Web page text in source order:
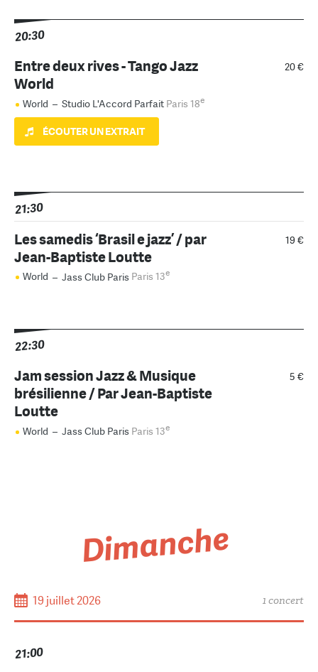
20:30
20 €
Entre deux rives - Tango Jazz
World
World – Studio L'Accord Parfait Paris 18e
ÉCOUTER UN EXTRAIT
21:30
19 €
Les samedis ‘Brasil e jazz’ / par
Jean-Baptiste Loutte
World – Jass Club Paris Paris 13e
22:30
5 €
Jam session Jazz & Musique
brésilienne / Par Jean-Baptiste
Loutte
World – Jass Club Paris Paris 13e
Dimanche
19 juillet 2026 1 concert
21:00